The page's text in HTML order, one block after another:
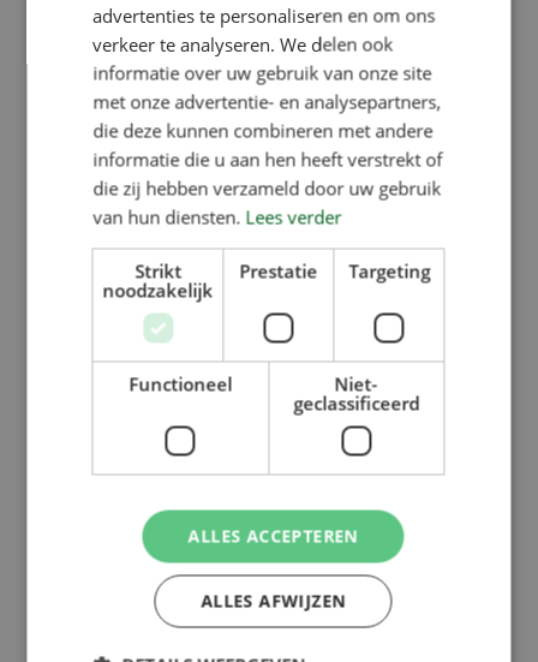
advertenties te personaliseren en om ons
verkeer te analyseren. We delen ook
informatie over uw gebruik van onze site
met onze advertentie- en analysepartners,
die deze kunnen combineren met andere
informatie die u aan hen heeft verstrekt of
die zij hebben verzameld door uw gebruik
van hun diensten. Lees verder
Strikt
noodzakelijk
Prestatie Targeting
Functioneel
Niet-
geclassificeerd
ALLES ACCEPTEREN
ALLES AFWIJZEN